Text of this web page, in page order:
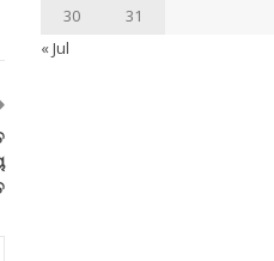
30
31
« Jul